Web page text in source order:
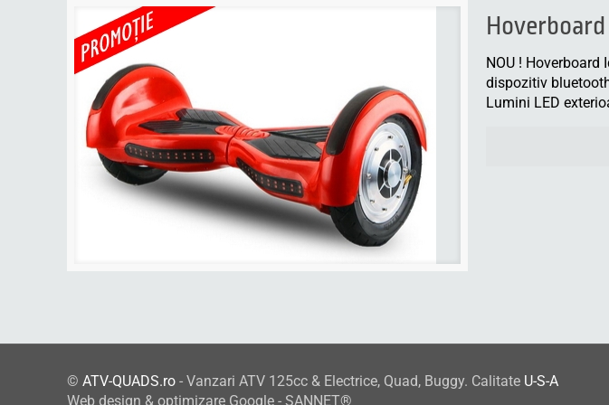
Hoverboard
NOU !
dispozitiv
Lumini LED
© ATV-QUADS.ro - Vanzari ATV 125cc & Electrice, Quad, Buggy. Calitate U-S-A
Web design & optimizare Google - SANNET®